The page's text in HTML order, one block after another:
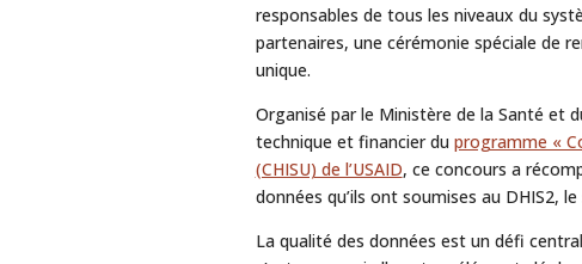
responsables de tous les niveaux du
partenaires, une cérémonie spéciale de
unique.
Organisé par le Ministère de la Santé et
technique et financier du programme «
(CHISU) de l’USAID, ce concours a
données qu’ils ont soumises au DHIS2,
La qualité des données est un défi